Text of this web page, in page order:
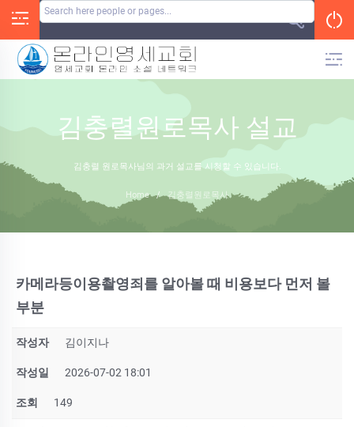
김충렬원로목사 설교
김충렬 원로목사님의 과거 설교를 시청할 수 있습니다.
Home / 김충렬원로목사
카메라등이용촬영죄를 알아볼 때 비용보다 먼저 볼
부분
작성자 김이지나
작성일 2026-07-02 18:01
조회 149